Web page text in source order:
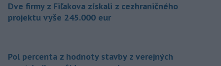
Dve firmy z Fiľakova získali z cezhraničného
projektu vyše 245.000 eur
Pol percenta z hodnoty stavby z verejných